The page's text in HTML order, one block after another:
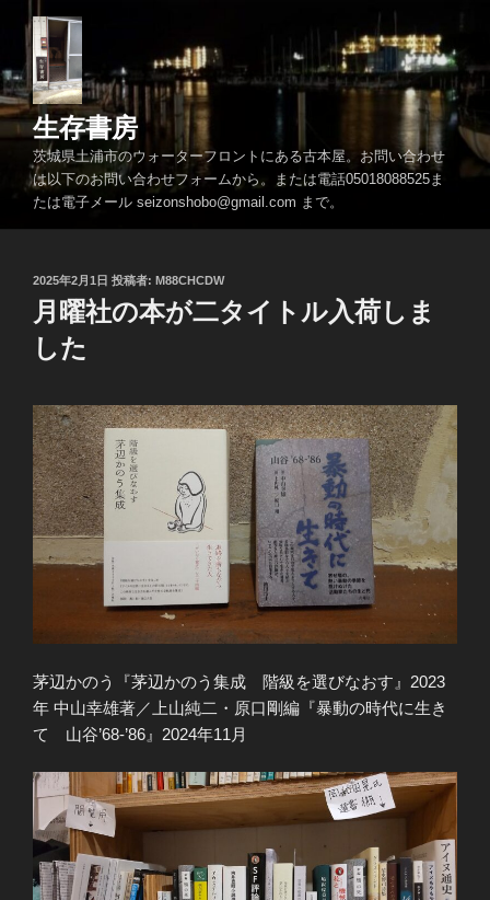
ン
ツ
生存書房
茨城県土浦市のウォーターフロントにある古本屋。お問い合わせ
は以下のお問い合わせフォームから。または電話05018088525ま
たは電子メール seizonshobo@gmail.com まで。
投
稿
日:
2025年2月1日 投稿者: M88CHCDW
月曜社の本が二タイトル入荷しま
した
茅辺かのう『茅辺かのう集成 階級を選びなおす』2023
年 中山幸雄著／上山純二・原口剛編『暴動の時代に生き
て 山谷’68-’86』2024年11月